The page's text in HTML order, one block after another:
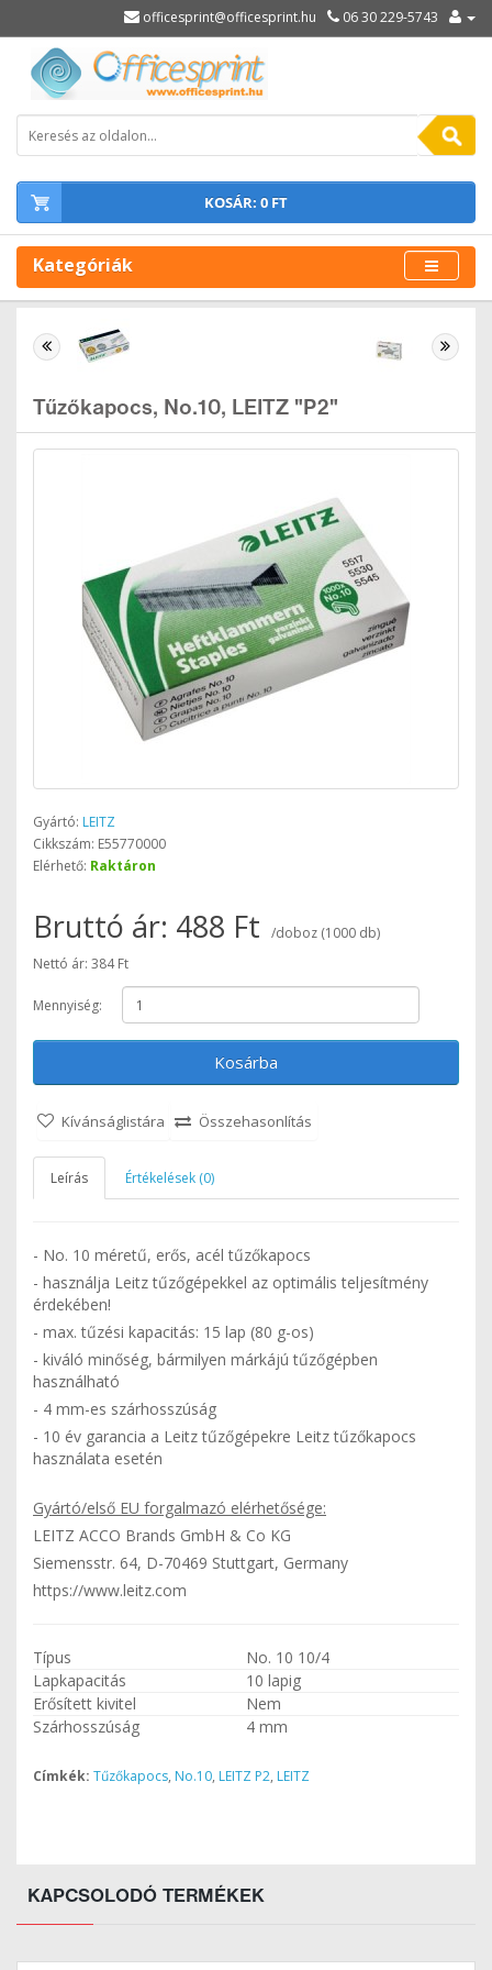
officesprint@officesprint.hu 06 30 229-5743
KOSÁR: 0 FT
Kategóriák
Tűzőkapocs, No.10, LEITZ "P2"
Gyártó: LEITZ
Cikkszám: E55770000
Elérhető: Raktáron
Bruttó ár: 488 Ft
/doboz (1000 db)
Nettó ár: 384 Ft
Mennyiség:
Kosárba
Kívánságlistára Összehasonlítás
Leírás Értékelések (0)
- No. 10 méretű, erős, acél tűzőkapocs
- használja Leitz tűzőgépekkel az optimális teljesítmény
érdekében!
- max. tűzési kapacitás: 15 lap (80 g-os)
- kiváló minőség, bármilyen márkájú tűzőgépben
használható
- 4 mm-es szárhosszúság
- 10 év garancia a Leitz tűzőgépekre Leitz tűzőkapocs
használata esetén
Gyártó/első EU forgalmazó elérhetősége:
LEITZ ACCO Brands GmbH & Co KG
Siemensstr. 64, D-70469 Stuttgart, Germany
https://www.leitz.com
Típus
No. 10 10/4
Lapkapacitás
10 lapig
Erősített kivitel
Nem
Szárhosszúság
4 mm
Címkék: Tűzőkapocs, No.10, LEITZ P2, LEITZ
KAPCSOLODÓ TERMÉKEK